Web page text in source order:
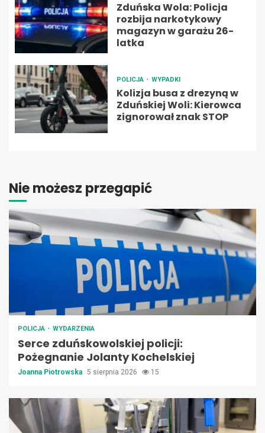
Zduńska Wola: Policja
rozbija narkotykowy
magazyn w garażu 26-
latka
POLICJA WYPADKI
Kolizja busa z drezyną w
Zduńskiej Woli: Kierowca
zignorował znak STOP
Nie możesz przegapić
POLICJA WYDARZENIA
Serce zduńskowolskiej policji:
Pożegnanie Jolanty Kochelskiej
Joanna Piotrowska 5 sierpnia 2026 15